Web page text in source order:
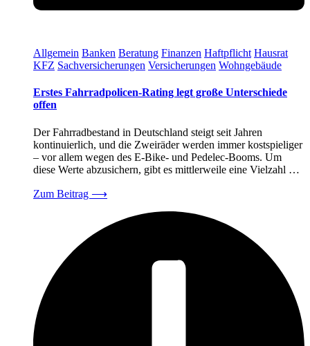
Allgemein Banken Beratung Finanzen Haftpflicht Hausrat
KFZ Sachversicherungen Versicherungen Wohngebäude
Erstes Fahrradpolicen-Rating legt große Unterschiede
offen
Der Fahrradbestand in Deutschland steigt seit Jahren
kontinuierlich, und die Zweiräder werden immer kostspieliger
– vor allem wegen des E-Bike- und Pedelec-Booms. Um
diese Werte abzusichern, gibt es mittlerweile eine Vielzahl …
Zum Beitrag ⟶